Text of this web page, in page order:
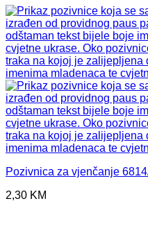
Pozivnica za vjenčanje
2,30 KM